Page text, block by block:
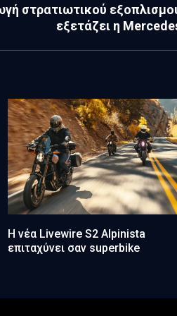
στρατιωτικού
εξετάζει η
Η νέα Livewire S2 Alpinista
επιταχύνει σαν superbike